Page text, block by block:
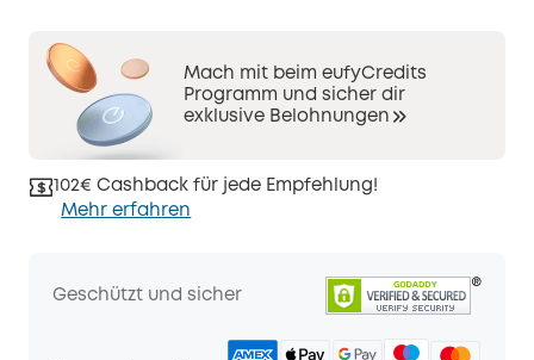
Mach mit beim eufyCredits
Programm und sicher dir
exklusive Belohnungen
102€ Cashback für jede Empfehlung!
Mehr erfahren
Geschützt und sicher